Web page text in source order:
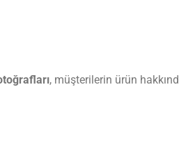
, müşterilerin ürün